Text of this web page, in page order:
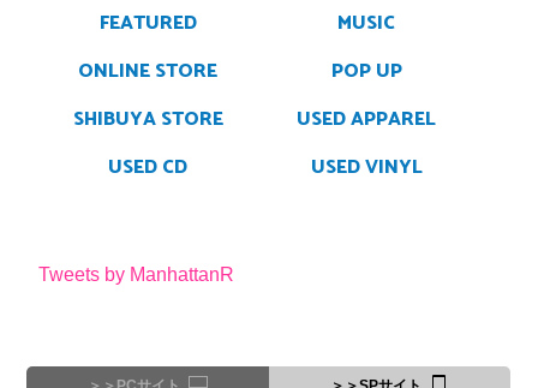
FEATURED
MUSIC
ONLINE STORE
POP UP
SHIBUYA STORE
USED APPAREL
USED CD
USED VINYL
Tweets by ManhattanR